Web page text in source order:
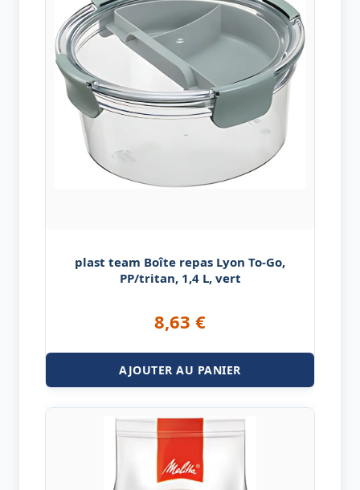
plast team Boîte repas Lyon To-Go,
PP/tritan, 1,4 L, vert
8,63 €
AJOUTER AU PANIER